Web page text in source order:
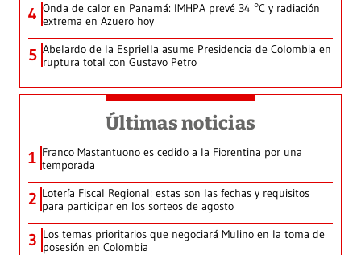
4 Onda de calor en Panamá: IMHPA prevé 34 °C y radiación
extrema en Azuero hoy
5 Abelardo de la Espriella asume Presidencia de Colombia en
ruptura total con Gustavo Petro
Últimas noticias
1 Franco Mastantuono es cedido a la Fiorentina por una
temporada
2 Lotería Fiscal Regional: estas son las fechas y requisitos
para participar en los sorteos de agosto
3 Los temas prioritarios que negociará Mulino en la toma de
posesión en Colombia